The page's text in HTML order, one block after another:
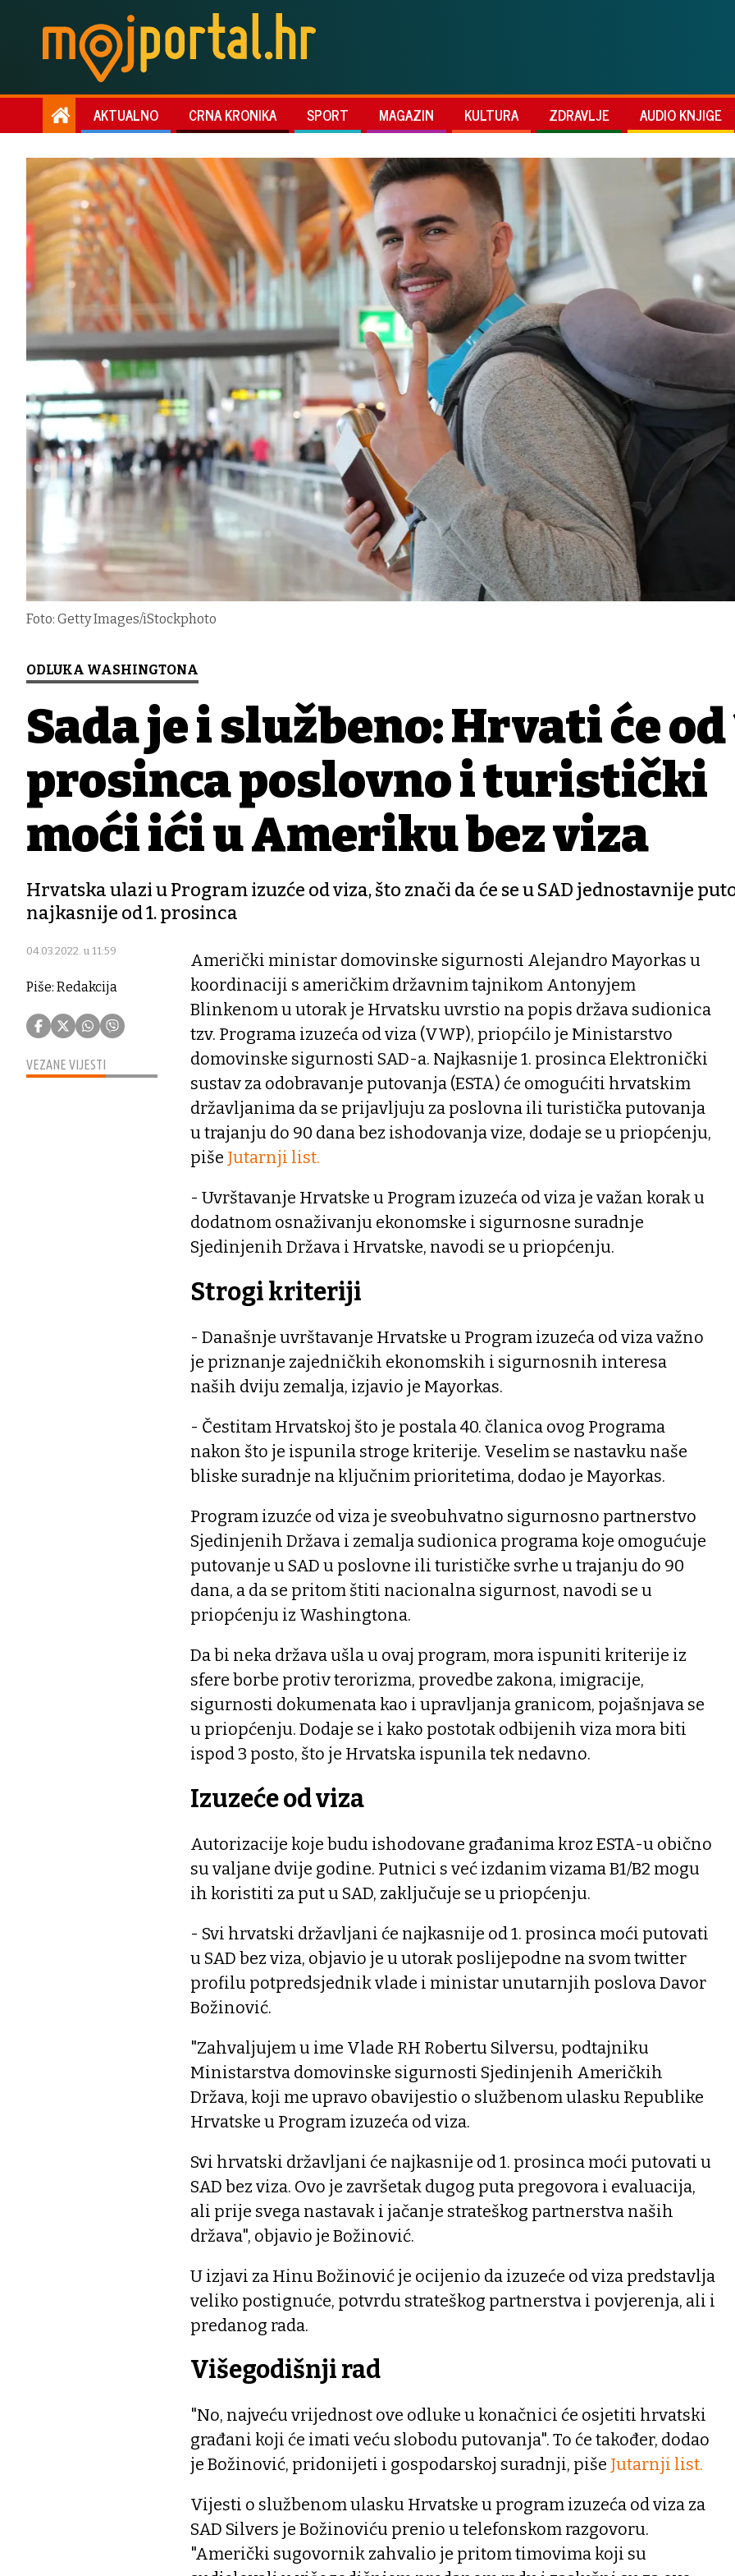
AKTUALNO CRNA KRONIKA SPORT MAGAZIN KULTURA ZDRAVLJE AUDIO KNJIGE
Foto: Getty Images/iStockphoto
ODLUKA WASHINGTONA
Sada je i službeno: Hrvati će od
prosinca poslovno i turistički
moći ići u Ameriku bez viza
Hrvatska ulazi u Program izuzće od viza, što znači da će se u SAD jednostavnije
najkasnije od 1. prosinca
04.03.2022. u 11:59
Piše: Redakcija
VEZANE VIJESTI
Američki ministar domovinske sigurnosti Alejandro Mayorkas u
koordinaciji s američkim državnim tajnikom Antonyjem
Blinkenom u utorak je Hrvatsku uvrstio na popis država sudionica
tzv. Programa izuzeća od viza (VWP), priopćilo je Ministarstvo
domovinske sigurnosti SAD-a. Najkasnije 1. prosinca Elektronički
sustav za odobravanje putovanja (ESTA) će omogućiti hrvatskim
državljanima da se prijavljuju za poslovna ili turistička putovanja
u trajanju do 90 dana bez ishodovanja vize, dodaje se u priopćenju,
piše Jutarnji list.
- Uvrštavanje Hrvatske u Program izuzeća od viza je važan korak u
dodatnom osnaživanju ekonomske i sigurnosne suradnje
Sjedinjenih Država i Hrvatske, navodi se u priopćenju.
Strogi kriteriji
- Današnje uvrštavanje Hrvatske u Program izuzeća od viza važno
je priznanje zajedničkih ekonomskih i sigurnosnih interesa
naših dviju zemalja, izjavio je Mayorkas.
- Čestitam Hrvatskoj što je postala 40. članica ovog Programa
nakon što je ispunila stroge kriterije. Veselim se nastavku naše
bliske suradnje na ključnim prioritetima, dodao je Mayorkas.
Program izuzće od viza je sveobuhvatno sigurnosno partnerstvo
Sjedinjenih Država i zemalja sudionica programa koje omogućuje
putovanje u SAD u poslovne ili turističke svrhe u trajanju do 90
dana, a da se pritom štiti nacionalna sigurnost, navodi se u
priopćenju iz Washingtona.
Da bi neka država ušla u ovaj program, mora ispuniti kriterije iz
sfere borbe protiv terorizma, provedbe zakona, imigracije,
sigurnosti dokumenata kao i upravljanja granicom, pojašnjava se
u priopćenju. Dodaje se i kako postotak odbijenih viza mora biti
ispod 3 posto, što je Hrvatska ispunila tek nedavno.
Izuzeće od viza
Autorizacije koje budu ishodovane građanima kroz ESTA-u obično
su valjane dvije godine. Putnici s već izdanim vizama B1/B2 mogu
ih koristiti za put u SAD, zaključuje se u priopćenju.
- Svi hrvatski državljani će najkasnije od 1. prosinca moći putovati
u SAD bez viza, objavio je u utorak poslijepodne na svom twitter
profilu potpredsjednik vlade i ministar unutarnjih poslova Davor
Božinović.
"Zahvaljujem u ime Vlade RH Robertu Silversu, podtajniku
Ministarstva domovinske sigurnosti Sjedinjenih Američkih
Država, koji me upravo obavijestio o službenom ulasku Republike
Hrvatske u Program izuzeća od viza.
Svi hrvatski državljani će najkasnije od 1. prosinca moći putovati u
SAD bez viza. Ovo je završetak dugog puta pregovora i evaluacija,
ali prije svega nastavak i jačanje strateškog partnerstva naših
država", objavio je Božinović.
U izjavi za Hinu Božinović je ocijenio da izuzeće od viza predstavlja
veliko postignuće, potvrdu strateškog partnerstva i povjerenja, ali i
predanog rada.
Višegodišnji rad
"No, najveću vrijednost ove odluke u konačnici će osjetiti hrvatski
građani koji će imati veću slobodu putovanja". To će također, dodao
je Božinović, pridonijeti i gospodarskoj suradnji, piše Jutarnji list.
Vijesti o službenom ulasku Hrvatske u program izuzeća od viza za
SAD Silvers je Božinoviću prenio u telefonskom razgovoru.
"Američki sugovornik zahvalio je pritom timovima koji su